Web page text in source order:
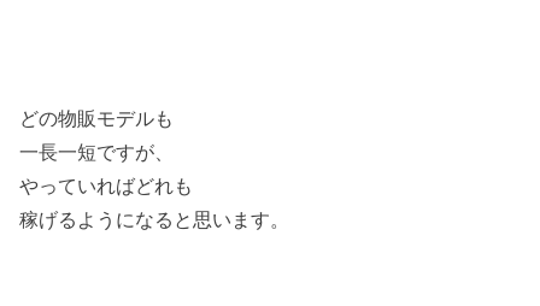
どの物販モデルも
一長一短ですが、
やっていればどれも
稼げるようになると思います。